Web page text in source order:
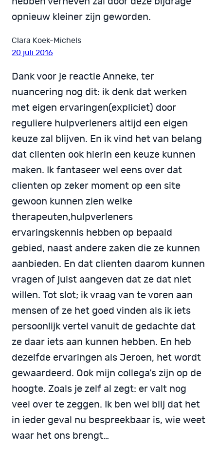
opnieuw kleiner zijn geworden.
Clara Koek-Michels
20 juli 2016
Dank voor je reactie Anneke, ter
nuancering nog dit: ik denk dat werken
met eigen ervaringen(expliciet) door
reguliere hulpverleners altijd een eigen
keuze zal blijven. En ik vind het van belang
dat clienten ook hierin een keuze kunnen
maken. Ik fantaseer wel eens over dat
clienten op zeker moment op een site
gewoon kunnen zien welke
therapeuten,hulpverleners
ervaringskennis hebben op bepaald
gebied, naast andere zaken die ze kunnen
aanbieden. En dat clienten daarom kunnen
vragen of juist aangeven dat ze dat niet
willen. Tot slot; ik vraag van te voren aan
mensen of ze het goed vinden als ik iets
persoonlijk vertel vanuit de gedachte dat
ze daar iets aan kunnen hebben. En heb
dezelfde ervaringen als Jeroen, het wordt
gewaardeerd. Ook mijn collega’s zijn op de
hoogte. Zoals je zelf al zegt: er valt nog
veel over te zeggen. Ik ben wel blij dat het
in ieder geval nu bespreekbaar is, wie weet
waar het ons brengt…